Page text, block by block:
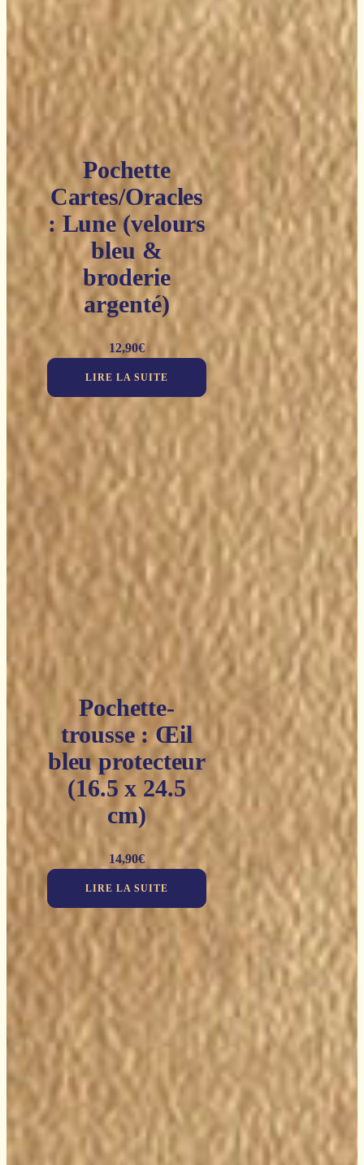
Pochette
Cartes/Oracles
: Lune (velours
bleu &
broderie
argenté)
12,90€
LIRE LA SUITE
Pochette-
trousse : Œil
bleu protecteur
(16.5 x 24.5
cm)
14,90€
LIRE LA SUITE